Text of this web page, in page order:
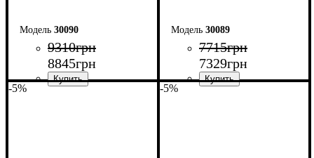
30090
9310грн
8845грн
30089
7715грн
7329грн
-5% -5%